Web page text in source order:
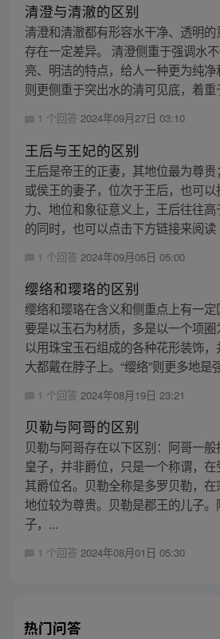
清澄与清澈的区别
清澄和清澈都有形容水干净、透明
存在一定差异。 清澄侧重于强调水
亮、明洁的特点，给人一种更为纯
则更侧重于突出水的清可见底，着
1 个回答 2024年09月27日 03:10
王后与王妃的区别
王后是帝王的正妻，其地位最为尊
或侯王的妻子，位次于王后，也可
力、地位和象征意义上，王后往往
的同时，也可以点击下方链接来阅读
1 个回答 2024年09月05日 05:00
缨络和璎珞的区别
缨络和璎珞在含义和侧重点上有一定
要是以玉石为材质，多是以一个项
以用珠宝玉石组成的各种花形装饰，
大都戴在脖子上。“缨络”则更多地是
1 个回答 2024年08月19日 23:21
贝勒与阿哥的区别
贝勒与阿哥存在以下区别：阿哥一
皇子，并非爵位，只是一个称谓，
其爵位名。贝勒全称是多罗贝勒，在
地位较为尊贵。贝勒是郡王的儿子
子，...
1 个回答 2024年08月01日 05:30
热门问答